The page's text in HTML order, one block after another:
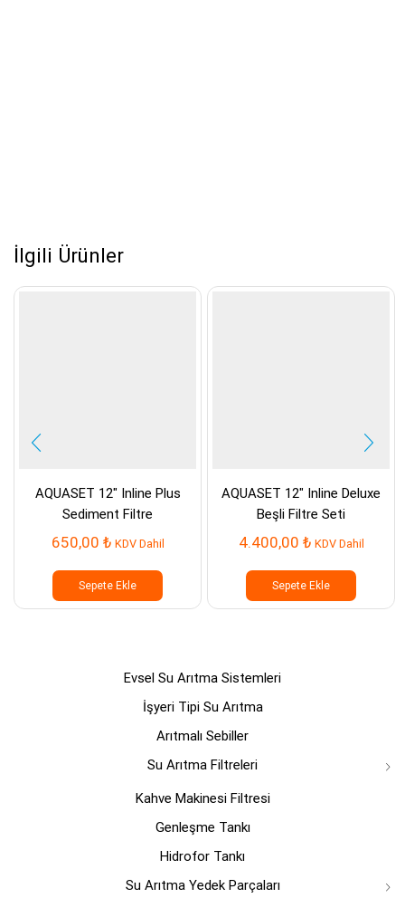
İlgili Ürünler
AQUASET 12″ Inline Plus
Sediment Filtre
650,00 ₺ KDV Dahil
Sepete Ekle
AQUASET 12″ Inline Deluxe
Beşli Filtre Seti
4.400,00 ₺ KDV Dahil
Sepete Ekle
Evsel Su Arıtma Sistemleri
İşyeri Tipi Su Arıtma
Arıtmalı Sebiller
Su Arıtma Filtreleri
Kahve Makinesi Filtresi
Genleşme Tankı
Hidrofor Tankı
Su Arıtma Yedek Parçaları